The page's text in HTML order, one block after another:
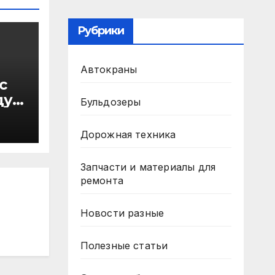
Рубрики
Автокраны
Бульдозеры
Дорожная техника
Запчасти и материалы для
ремонта
Новости разные
Полезные статьи